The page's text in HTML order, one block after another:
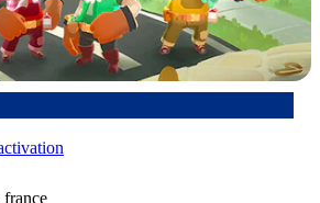
france